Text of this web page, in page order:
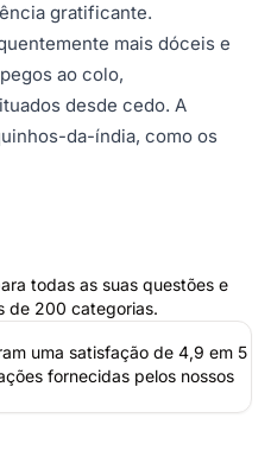
gratificante.
mais dóceis e
ao colo,
desde cedo. A
da-índia, como os
todas as suas questões e
de 200 categorias.
uma satisfação de 4,9 em 5
fornecidas pelos nossos